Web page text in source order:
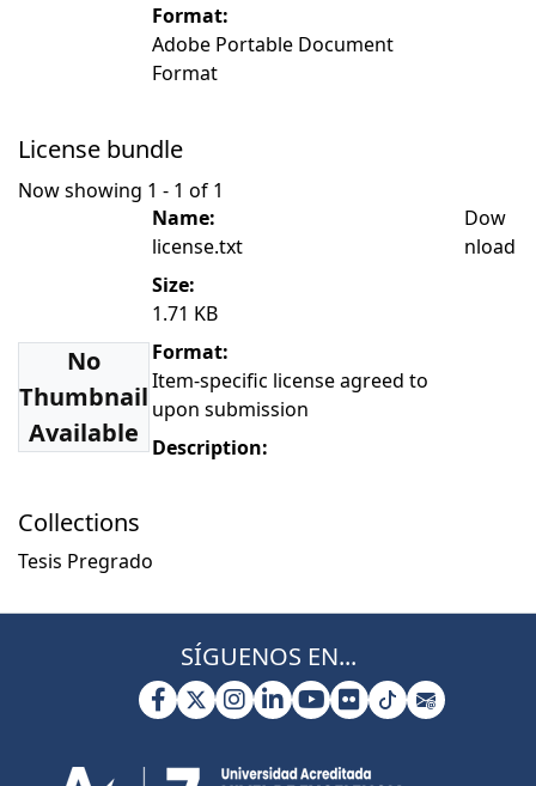
Format:
Adobe Portable Document
Format
License bundle
Now showing 1 - 1 of 1
No
Thumbnail
Available
Name:
license.txt
Size:
1.71 KB
Format:
Item-specific license agreed to
upon submission
Description:
Dow
nload
Collections
Tesis Pregrado
SÍGUENOS EN...